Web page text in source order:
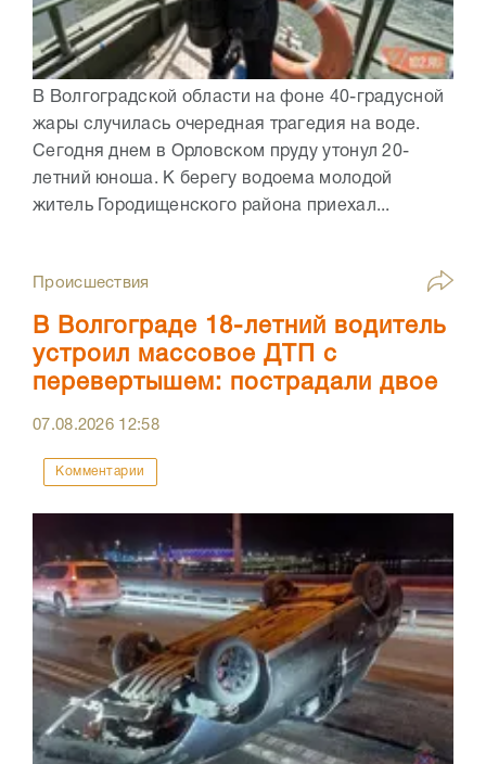
В Волгоградской области на фоне 40-градусной
жары случилась очередная трагедия на воде.
Сегодня днем в Орловском пруду утонул 20-
летний юноша. К берегу водоема молодой
житель Городищенского района приехал...
Происшествия
В Волгограде 18-летний водитель
устроил массовое ДТП с
перевертышем: пострадали двое
07.08.2026 12:58
Комментарии